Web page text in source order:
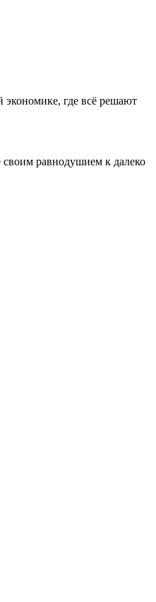
где всё решают
своим равнодушием к далеко